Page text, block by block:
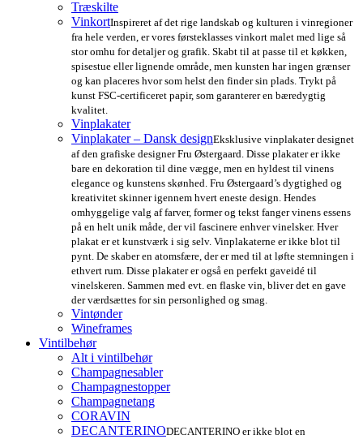
Træskilte
VinkortInspireret af det rige landskab og kulturen i vinregioner
fra hele verden, er vores førsteklasses vinkort malet med lige så
stor omhu for detaljer og grafik. Skabt til at passe til et køkken,
spisestue eller lignende område, men kunsten har ingen grænser
og kan placeres hvor som helst den finder sin plads. Trykt på
kunst FSC-certificeret papir, som garanterer en bæredygtig
kvalitet.
Vinplakater
Vinplakater – Dansk designEksklusive vinplakater designet
af den grafiske designer Fru Østergaard. Disse plakater er ikke
bare en dekoration til dine vægge, men en hyldest til vinens
elegance og kunstens skønhed. Fru Østergaard’s dygtighed og
kreativitet skinner igennem hvert eneste design. Hendes
omhyggelige valg af farver, former og tekst fanger vinens essens
på en helt unik måde, der vil fascinere enhver vinelsker. Hver
plakat er et kunstværk i sig selv. Vinplakaterne er ikke blot til
pynt. De skaber en atomsfære, der er med til at løfte stemningen i
ethvert rum. Disse plakater er også en perfekt gaveidé til
vinelskeren. Sammen med evt. en flaske vin, bliver det en gave
der værdsættes for sin personlighed og smag.
Vintønder
Wineframes
Vintilbehør
Alt i vintilbehør
Champagnesabler
Champagnestopper
Champagnetang
CORAVIN
DECANTERINODECANTERINO er ikke blot en